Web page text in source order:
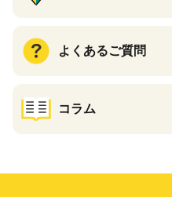
よくあるご質問
コラム